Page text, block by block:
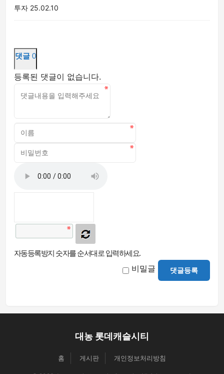
투자 25.02.10
댓글 0
등록된 댓글이 없습니다.
자동등록방지 숫자를 순서대로 입력하세요.
비밀글 댓글등록
대농 롯데캐슬시티
홈 게시판 개인정보처리방침